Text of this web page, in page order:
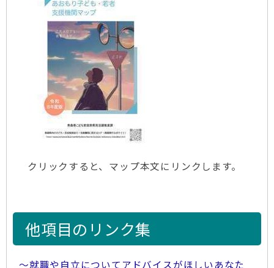
クリックすると、マップ本文にリンクします。
他項目のリンク集
～就職や自立についてアドバイスがほしいあなた